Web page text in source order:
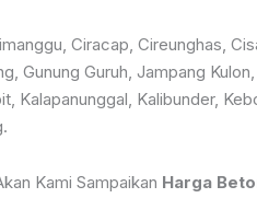
Ciracap, Cireunghas,
Gunung Guruh, Jampang
Kalapanunggal, Kalibunder,
Kami Sampaikan Harga